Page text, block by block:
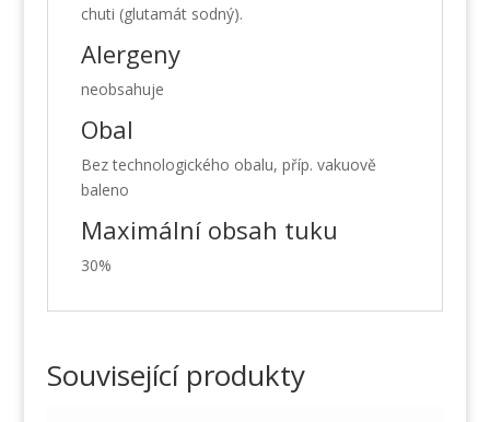
chuti (glutamát sodný).
Alergeny
neobsahuje
Obal
Bez technologického obalu, příp. vakuově
baleno
Maximální obsah tuku
30%
Související produkty